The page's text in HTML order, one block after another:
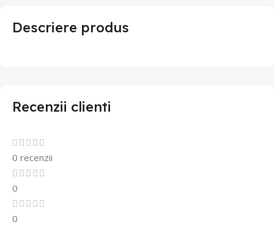
Descriere produs
Recenzii clienti
0 recenzii
0
0